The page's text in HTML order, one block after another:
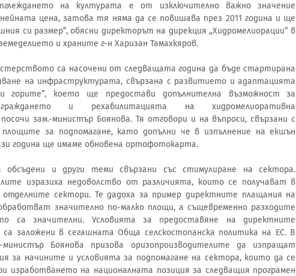
на културата е от изключително важно значение
цена, затова тя няма да се повишава през 2011 година и ще
си размер”, обясни директорът на дирекция „Хидромелиорации” в
и храните г-н Харизан Тамахкяров.
са насочени от следващата година да бъде стартирана
на инфраструктурата, свързана с развитието и адаптацията
горите”, което ще предостави допълнителна възможност за
и рехабилитацията на хидромелиоративна
зам.-министър Боянова. Тя отговори и на въпроси, свързани с
за подпомагане, като допълни че в изпълнение на екшън
година ще имаме обновена ортофотокарта.
и други теми свързани със стимулиране на сектора.
изразиха недоволство от различията, които се получават в
отделните сектори. Те дадоха за пример директните плащания на
значително по-малко площи, а същевременно разходите
са значителни. Условията за предоставяне на директните
заложени в сегашната Обща селскостопанска политика на ЕС. В
Боянова призова оризопроизводителите да изпращат
за начините и условията за подпомагане на сектора, които да се
изработването на националната позиция за следващия програмен